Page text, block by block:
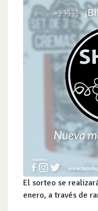
El sorteo se
enero, a través de